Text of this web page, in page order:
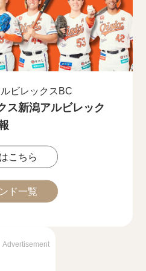
ビレックスBC
ス新潟アルビレック
こちら
ド一覧
Advertisement